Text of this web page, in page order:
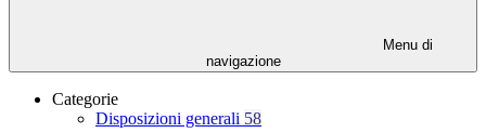
Menu di
navigazione
Categorie
Disposizioni generali 58